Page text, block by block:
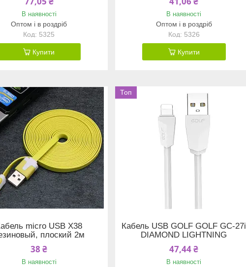
В наявності
Оптом і в роздріб
5325
Купити
В наявності
Оптом і в роздріб
5326
Купити
micro USB X38
плоский 2м
38 ₴
В наявності
Топ
Кабель USB GOLF GOLF GC-27i
DIAMOND LIGHTNING
47,44 ₴
В наявності